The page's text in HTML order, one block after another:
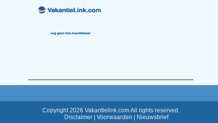
Copyright 2026 Vakantielink.com All rights reserved.
Disclaimer| Voorwaarden Nieuwsbrief